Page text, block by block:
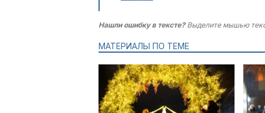
Нашли ошибку в тексте?Выделите мышью
МАТЕРИАЛЫ ПО ТЕМЕ